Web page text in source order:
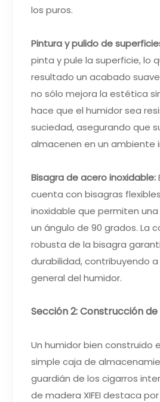
los puros.
Pintura y pulido de
pinta y pule la superficie, lo
resultado un acabado
no sólo mejora la estética
hace que el humidor sea
suciedad, asegurando que
almacenen en un ambiente
Bisagra de acero inoxidable:
cuenta con bisagras
inoxidable que permiten
un ángulo de 90 grados. La
robusta de la bisagra
durabilidad, contribuyendo
general del humidor.
Sección 2: Construcción
Un humidor bien construido
simple caja de
guardián de los cigarros
de madera XIFEI destaca